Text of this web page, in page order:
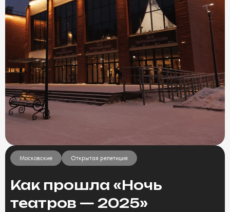
Московские Открытая репетиция
Как прошла «Ночь
театров — 2025»